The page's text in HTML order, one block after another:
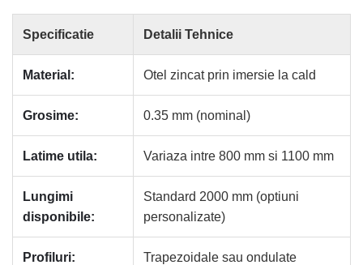
Specificatie Detalii Tehnice
Material: Otel zincat prin imersie la cald
Grosime: 0.35 mm (nominal)
Latime utila: Variaza intre 800 mm si 1100 mm
Lungimi
disponibile:
Standard 2000 mm (optiuni
personalizate)
Profiluri: Trapezoidale sau ondulate